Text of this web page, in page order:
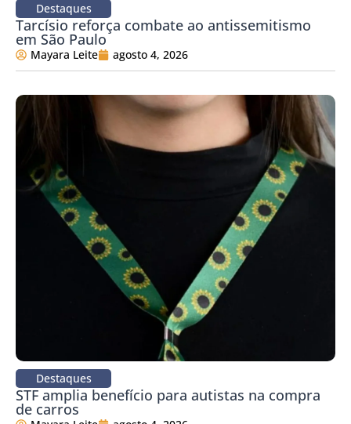
Destaques
Tarcísio reforça combate ao antissemitismo
em São Paulo
Mayara Leite agosto 4, 2026
Destaques
STF amplia benefício para autistas na compra
de carros